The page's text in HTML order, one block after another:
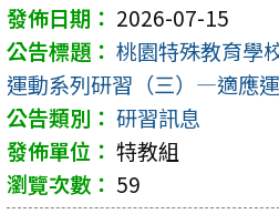
2026-07-15
桃園特殊教育學
運動系列研習（三）—適應運
研習訊息
特教組
59